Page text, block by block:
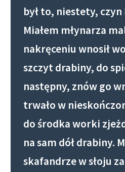
był to, niestety,
Miałem młynarza
nakręceniu wnosił
szczyt drabiny, do
następny, znów go
trwało w
do środka worki
na sam dół drabiny.
skafandrze w słoju